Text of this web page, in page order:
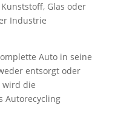
Glas oder
Industrie
Auto in seine
entsorgt oder
wird die
Autorecycling